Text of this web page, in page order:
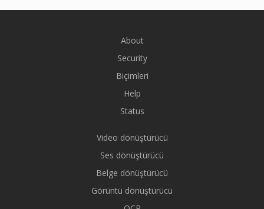
About
Security
Biçimleri
Help
Status
Video dönüştürücü
Ses dönüştürücü
Belge dönüştürücü
Görüntü dönüştürücü